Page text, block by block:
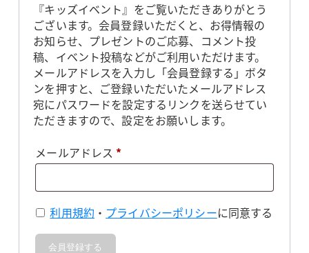
『キッズイベント』をご覧いただきありがとう
ございます。会員登録いただくと、お得情報の
お知らせ、プレゼントのご応募、コメント投
稿、イベント投稿などがご利用いただけます。
メールアドレスを入力し「会員登録する」ボタ
ンを押すと、ご登録いただいたメールアドレス
宛にパスワードを設定するリンクを送らせてい
ただきますので、設定をお願いします。
メールアドレス *必
利用規約 ・ プライバシーポリシーに同意する
会員登録する